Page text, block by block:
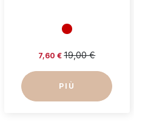
7,60 € 19,00 €
PIÙ